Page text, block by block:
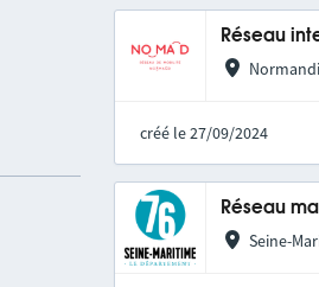
Réseau
créé le 27/09/2024
Réseau
Seine-